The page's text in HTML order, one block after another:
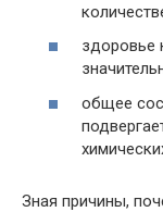
здоровье
общее
Зная причины,